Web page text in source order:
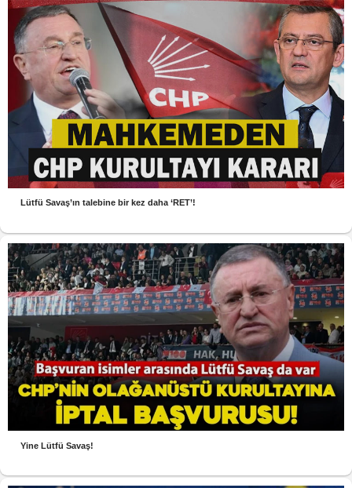
Lütfü Savaş’ın talebine bir kez daha ‘RET’!
Yine Lütfü Savaş!